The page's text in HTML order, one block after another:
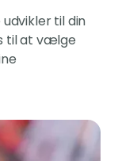
til din
til at vælge